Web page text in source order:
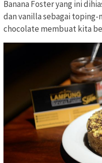
Banana Foster yang ini
dan vanilla sebagai
chocolate membuat kita